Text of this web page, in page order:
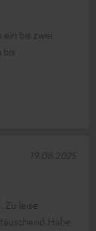
ein bis zwei
bis
Zu leise
19.08.2025